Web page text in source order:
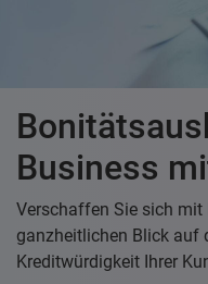
Business
Verschaffen Sie sich
ganzheitlichen Blick auf
Kreditwürdigkeit Ihrer